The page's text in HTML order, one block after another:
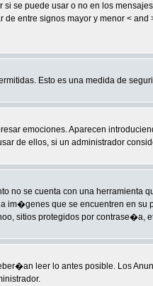
se puede usar o no en los
de entre signos mayor y menor <
Esto es una medida de
emociones. Aparecen
de ellos, si un administrador
no se cuenta con una
im�genes que se encuentren en
sitios protegidos por contrase�a,
leer lo antes posible. Los